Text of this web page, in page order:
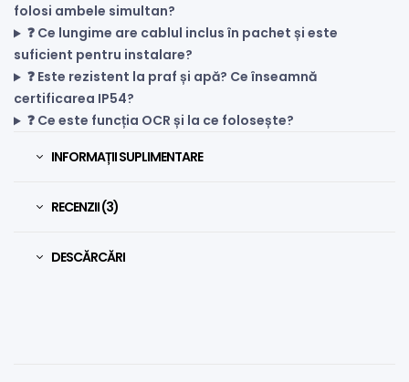
folosi ambele simultan?
❓ Ce lungime are cablul inclus în pachet și este
suficient pentru instalare?
❓ Este rezistent la praf și apă? Ce înseamnă
certificarea IP54?
❓ Ce este funcția OCR și la ce folosește?
INFORMAȚII SUPLIMENTARE
RECENZII (3)
DESCĂRCĂRI